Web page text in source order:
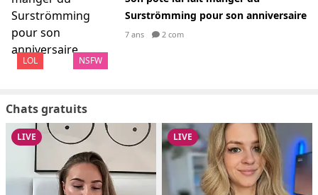
LOL NSFW
Surströmming pour son anniversaire
7 ans 2 com
Chats gratuits